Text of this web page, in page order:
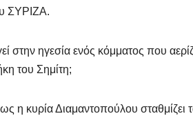
ΣΥΡΙΖΑ.
στην ηγεσία ενός κόμματος που
του Σημίτη;
η κυρία Διαμαντοπούλου σταθμίζει